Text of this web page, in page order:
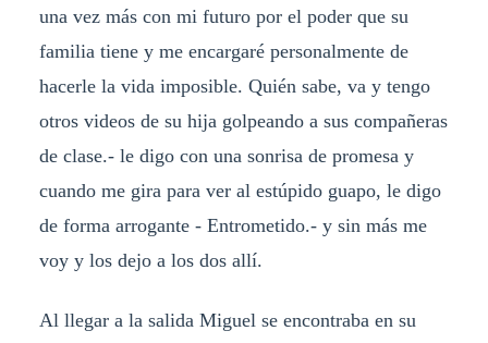
una vez más con mi futuro por el poder que su
familia tiene y me encargaré personalmente de
hacerle la vida imposible. Quién sabe, va y tengo
otros videos de su hija golpeando a sus compañeras
de clase.- le digo con una sonrisa de promesa y
cuando me gira para ver al estúpido guapo, le digo
de forma arrogante - Entrometido.- y sin más me
voy y los dejo a los dos allí.
Al llegar a la salida Miguel se encontraba en su